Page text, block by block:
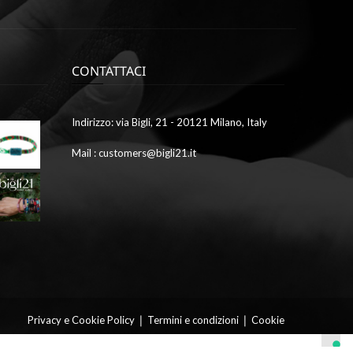
9,
2023
galleria1
9,
2023
galleria7
CONTATTACI
Indirizzo: via Bigli, 21 - 20121 Milano, Italy
Mail : customers@bigli21.it
Privacy e Cookie Policy | Termini e condizioni | Cookie